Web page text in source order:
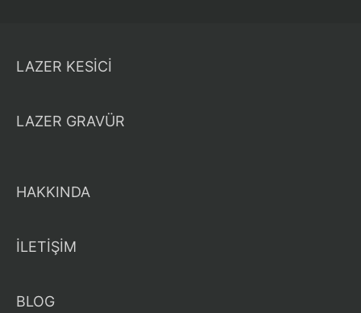
LAZER KESİCİ
LAZER GRAVÜR
HAKKINDA
İLETİŞİM
BLOG